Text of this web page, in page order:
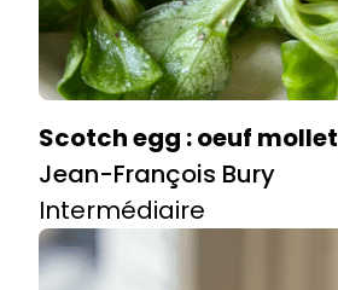
Scotch egg : oeuf
Jean-François Bury
Intermédiaire